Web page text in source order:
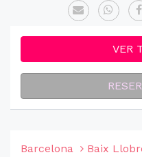
VER
Barcelona Baix